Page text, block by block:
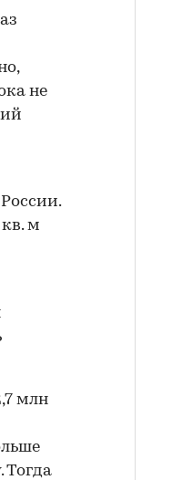
не
м
млн
Тогда